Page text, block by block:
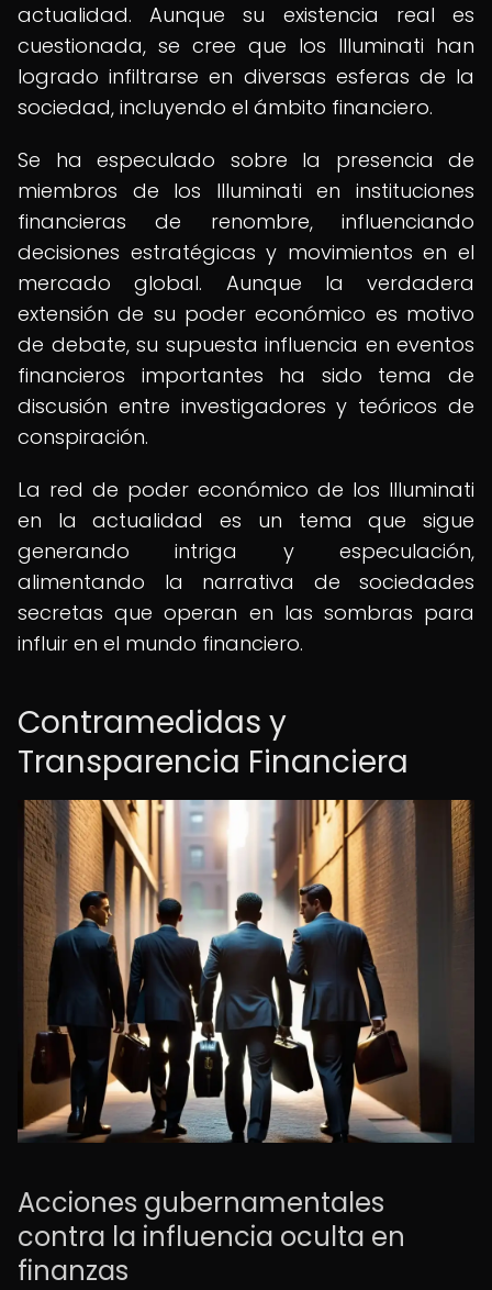
actualidad. Aunque su existencia real es
cuestionada, se cree que los Illuminati han
logrado infiltrarse en diversas esferas de la
sociedad, incluyendo el ámbito financiero.
Se ha especulado sobre la presencia de
miembros de los Illuminati en instituciones
financieras de renombre, influenciando
decisiones estratégicas y movimientos en el
mercado global. Aunque la verdadera
extensión de su poder económico es motivo
de debate, su supuesta influencia en eventos
financieros importantes ha sido tema de
discusión entre investigadores y teóricos de
conspiración.
La red de poder económico de los Illuminati
en la actualidad es un tema que sigue
generando intriga y especulación,
alimentando la narrativa de sociedades
secretas que operan en las sombras para
influir en el mundo financiero.
Contramedidas y
Transparencia Financiera
Acciones gubernamentales
contra la influencia oculta en
finanzas